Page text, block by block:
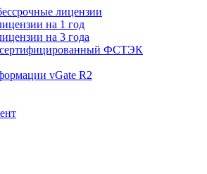
лицензии
на 1 год
на 3 года
сертифицированный ФСТЭК
vGate R2